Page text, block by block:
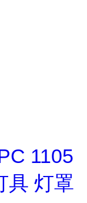
1105
具 灯罩